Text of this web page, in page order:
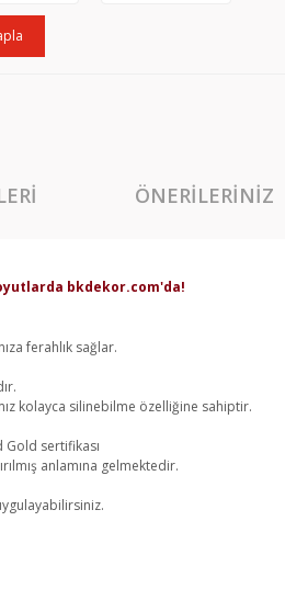
ÖNERILERINIZ
bkdekor.com'da!
ferahlık sağlar.
kolayca silinebilme özelliğine sahiptir.
Gold sertifikası
anlamına gelmektedir.